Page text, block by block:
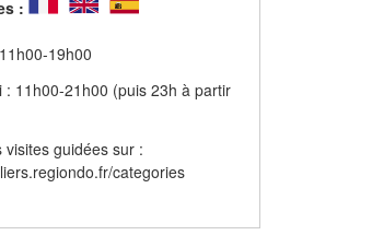
:
19h00
: 11h00-21h00 (puis 23h à partir
visites guidées sur :
categories